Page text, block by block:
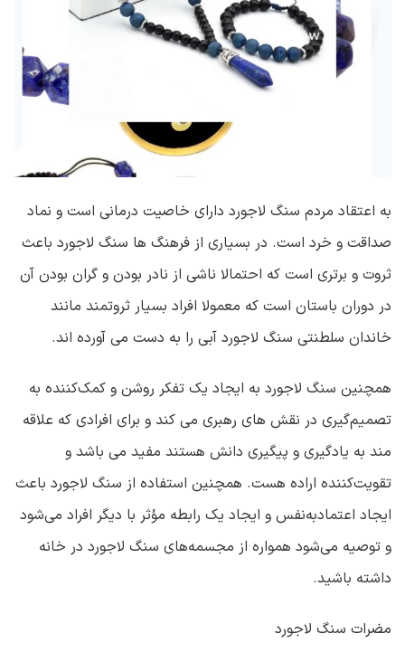
به اعتقاد مردم سنگ لاجورد دارای خاصیت درمانی است و نماد
صداقت و خرد است. در بسیاری از فرهنگ ها سنگ لاجورد باعث
ثروت و برتری است که احتمالا ناشی از نادر بودن و گران بودن آن
در دوران باستان است که معمولا افراد بسیار ثروتمند مانند
خاندان سلطنتی سنگ لاجورد آبی را به دست می آورده اند.
همچنین سنگ لاجورد به ایجاد یک تفکر روشن و کمک‌کننده به
تصمیم‌گیری در نقش های رهبری می کند و برای افرادی که علاقه
مند به یادگیری و پیگیری دانش هستند مفید می باشد و
تقویت‌کننده اراده هست. همچنین استفاده از سنگ لاجورد باعث
ایجاد اعتمادبه‌نفس و ایجاد یک رابطه مؤثر با دیگر افراد می‌شود
و توصیه می‌شود همواره از مجسمه‌های سنگ لاجورد در خانه
داشته باشید.
مضرات سنگ لاجورد